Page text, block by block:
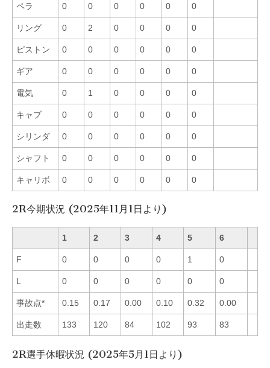
ペラ 0 0 0 0 0 0
リング 0 2 0 0 0 0
ピストン 0 0 0 0 0 0
ギア 0 0 0 0 0 0
電気 0 1 0 0 0 0
キャブ 0 0 0 0 0 0
シリンダ 0 0 0 0 0 0
シャフト 0 0 0 0 0 0
キャリボ 0 0 0 0 0 0
2R今期状況 (2025年11月1日より)
1 2 3 4 5 6
F 0 0 0 0 1 0
L 0 0 0 0 0 0
事故点* 0.15 0.17 0.00 0.10 0.32 0.00
出走数 133 120 84 102 93 83
2R選手休暇状況 (2025年5月1日より)